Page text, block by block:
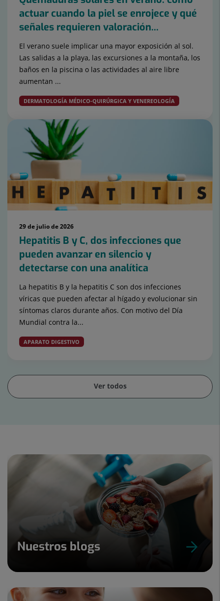
actuar cuando la piel se enrojece y qué
señales requieren valoración...
El verano suele implicar una mayor exposición al sol.
Las salidas a la playa, las excursiones a la montaña, los
baños en la piscina o las actividades al aire libre
aumentan ...
DERMATOLOGÍA MÉDICO-QUIRÚRGICA Y VENEREOLOGÍA
29 de julio de 2026
Hepatitis B y C, dos infecciones que
pueden avanzar en silencio y
detectarse con una analítica
La hepatitis B y la hepatitis C son dos infecciones
víricas que pueden afectar al hígado y evolucionar sin
síntomas claros durante años. Con motivo del Día
Mundial contra la...
APARATO DIGESTIVO
Ver todos
Nuestros blogs